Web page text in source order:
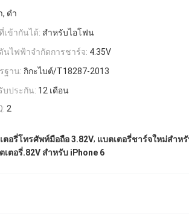
, ดำ
เข้ากันได้: สำหรับไอโฟน
นไฟฟ้าจำกัดการชาร์จ: 4.35V
ฐาน: กิกะไบต์/T18287-2013
บประกัน: 12 เดือน
2
ตอรี่โทรศัพท์มือถือ 3.82V, แบตเตอรี่ชาร์จใหม่สําห
เตอรี่.82V สําหรับ iPhone 6